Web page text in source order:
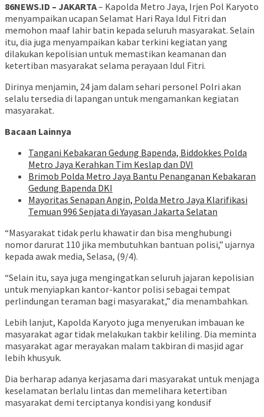
86NEWS.ID – JAKARTA– Kapolda Metro Jaya, Irjen Pol Karyoto
menyampaikan ucapan Selamat Hari Raya Idul Fitri dan
memohon maaf lahir batin kepada seluruh masyarakat. Selain
itu, dia juga menyampaikan kabar terkini kegiatan yang
dilakukan kepolisian untuk memastikan keamanan dan
ketertiban masyarakat selama perayaan Idul Fitri.
Dirinya menjamin, 24 jam dalam sehari personel Polri akan
selalu tersedia di lapangan untuk mengamankan kegiatan
masyarakat.
Bacaan Lainnya
Tangani Kebakaran Gedung Bapenda, Biddokkes Polda
Metro Jaya Kerahkan Tim Keslap dan DVI
Brimob Polda Metro Jaya Bantu Penanganan Kebakaran
Gedung Bapenda DKI
Mayoritas Senapan Angin, Polda Metro Jaya Klarifikasi
Temuan 996 Senjata di Yayasan Jakarta Selatan
“Masyarakat tidak perlu khawatir dan bisa menghubungi
nomor darurat 110 jika membutuhkan bantuan polisi,” ujarnya
kepada awak media, Selasa, (9/4).
“Selain itu, saya juga mengingatkan seluruh jajaran kepolisian
untuk menyiapkan kantor-kantor polisi sebagai tempat
perlindungan teraman bagi masyarakat,” dia menambahkan.
Lebih lanjut, Kapolda Karyoto juga menyerukan imbauan ke
masyarakat agar tidak melakukan takbir keliling. Dia meminta
masyarakat agar merayakan malam takbiran di masjid agar
lebih khusyuk.
Dia berharap adanya kerjasama dari masyarakat untuk menjaga
keselamatan berlalu lintas dan memelihara ketertiban
masyarakat demi terciptanya kondisi yang kondusif